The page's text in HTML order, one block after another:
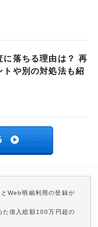
に落ちる理由は？ 再
トや別の対処法も紹
Web明細利用の登録が
た借入総額100万円超の